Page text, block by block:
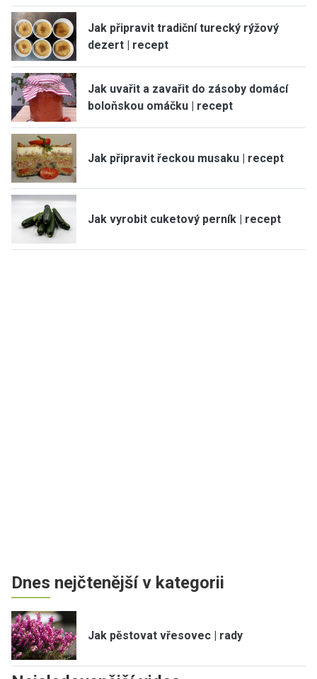
Jak připravit tradiční turecký rýžový
dezert | recept
Jak uvařit a zavařit do zásoby domácí
boloňskou omáčku | recept
Jak připravit řeckou musaku | recept
Jak vyrobit cuketový perník | recept
Dnes nejčtenější v kategorii
Jak pěstovat vřesovec | rady